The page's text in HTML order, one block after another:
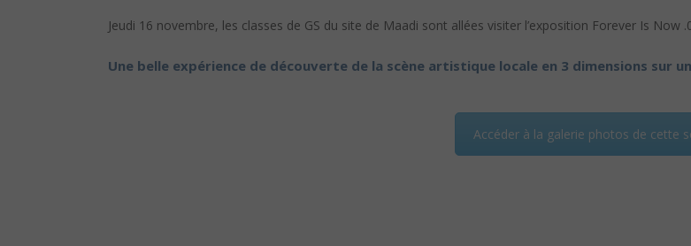
Jeudi 16 novembre, les classes de GS du site de Maadi sont allées visiter l’exposition Forever Is
Une belle expérience de découverte de la scène artistique locale en 3 dimensions sur
Accéder à la galerie photos de cette